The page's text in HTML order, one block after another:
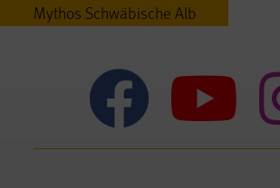
Mythos Schwäbische Alb